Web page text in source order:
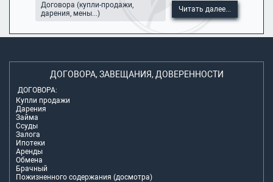
Договора (купли-продажи,
дарения, мены...)
Читать далее...
ДОГОВОРА, ЗАВЕЩАНИЯ, ДОВЕРЕННОСТИ
ДОГОВОРА:
Купли продажи
Дарения
Займа
Ссуды
Залога
Ипотеки
Аренды
Обмена
Брачный
Пожизненного содержания (досмотра)